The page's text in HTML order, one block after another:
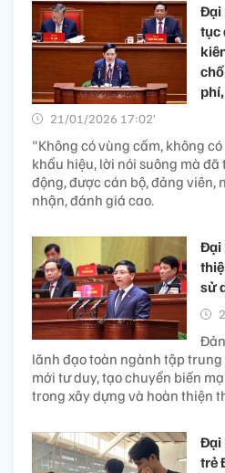
Đại
tục
21/01/2026 17:02’
"Không có vùng cấm, không
khẩu hiệu, lời nói suông mà
động, được cán bộ, đảng viên,
nhận, đánh giá cao.
Đại
sử
lãnh đạo toàn ngành tập
mới tư duy, tạo chuyển biến
trong xây dựng và hoàn thiện
Đại
trẻ